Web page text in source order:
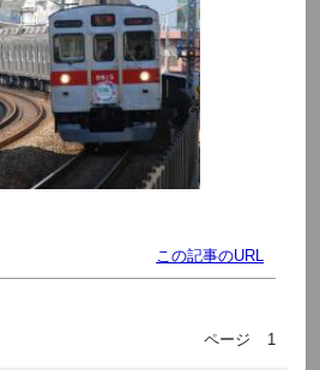
この記事のURL
ページ
1